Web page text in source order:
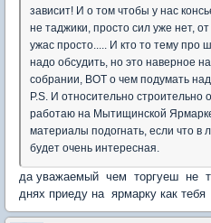
зависит! И о том чтобы у нас
не таджики, просто сил уже нет,
ужас просто..... И кто то тему про
надо обсудить, но это наверное
собрании, ВОТ о чем подумать
P.S. И относительно
работаю на Мытищинской
материалы подогнать, если что в
будет очень интересная.
да уважаемый чем торгуеш не
днях приеду на ярмарку как тебя